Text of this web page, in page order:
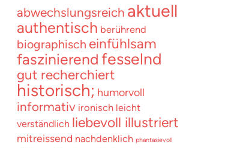
abwechslungsreich aktuell
authentisch berührend
biographisch einfühlsam
faszinierend fesselnd
gut recherchiert
historisch; humorvoll
informativ ironisch leicht
verständlich liebevoll illustriert
mitreissend nachdenklich phantasievoll